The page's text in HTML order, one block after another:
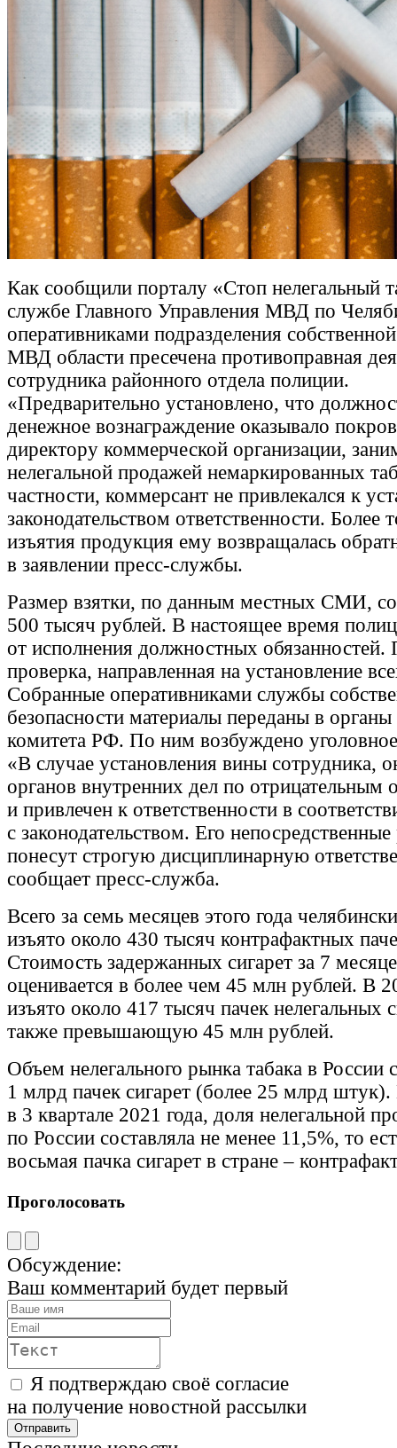
Как сообщили порталу «Стоп нелегальный
службе Главного Управления МВД по
оперативниками подразделения
МВД области пресечена противоправная
сотрудника районного отдела полиции.
«Предварительно установлено, что
денежное вознаграждение оказывало
директору коммерческой организации,
нелегальной продажей немаркированных
частности, коммерсант не привлекался к
законодательством ответственности. Более
изъятия продукция ему возвращалась
в заявлении пресс-службы.
Размер взятки, по данным местных СМИ,
500 тысяч рублей. В настоящее время
от исполнения должностных обязанностей.
проверка, направленная на установление
Собранные оперативниками службы
безопасности материалы переданы в органы
комитета РФ. По ним возбуждено
«В случае установления вины сотрудника,
органов внутренних дел по отрицательным
и привлечен к ответственности в
с законодательством. Его
понесут строгую дисциплинарную
сообщает пресс-служба.
Всего за семь месяцев этого года
изъято около 430 тысяч контрафактных
Стоимость задержанных сигарет за 7
оценивается в более чем 45 млн рублей. В
изъято около 417 тысяч пачек нелегальных
также превышающую 45 млн рублей.
Объем нелегального рынка табака в России
1 млрд пачек сигарет (более 25 млрд
в 3 квартале 2021 года, доля нелегальной
по России составляла не менее 11,5%, то
восьмая пачка сигарет в стране –
Проголосовать
Обсуждение:
Ваш комментарий будет первый
Я подтверждаю своё согласие
на получение новостной рассылки